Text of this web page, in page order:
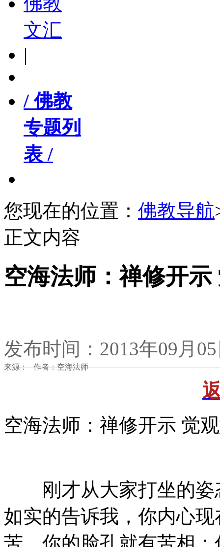
文汇
|
/ 佛教
专题列
表 /
您现在的位置： 佛教导航
正文内容
空海法师：禅修开
发布时间：2013年09月
来源： 作者：空海法师
空海法师：禅修开示 觉
刚才从大家打坐的姿
如实的告诉我，你内心
苦，你的脸孔就有苦相